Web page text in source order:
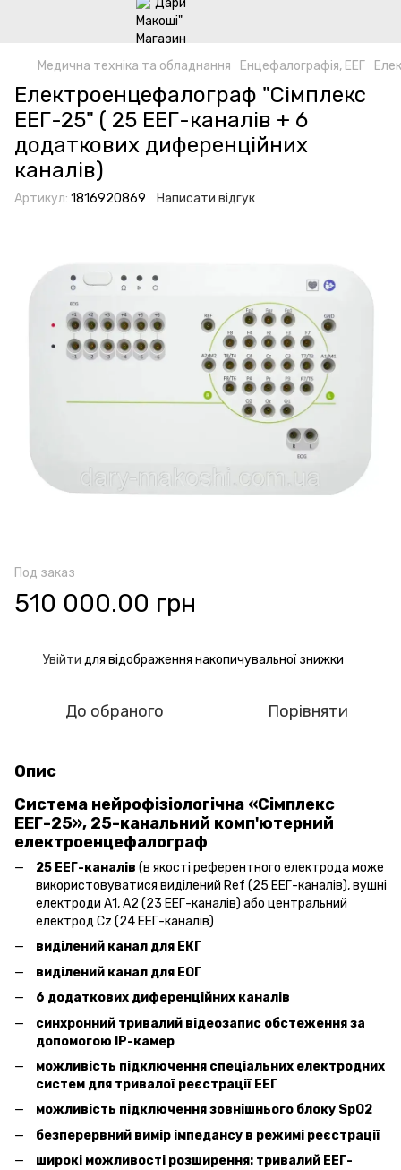
Медична техніка та обладнання Енцефалографія, ЕЕГ
Електроенцефалограф "Сімплекс
ЕЕГ-25" ( 25 ЕЕГ-каналів + 6
додаткових диференційних
каналів)
Артикул: 1816920869 Написати відгук
Под заказ
510 000.00 грн
Увійти для відображення накопичувальної знижки
До обраного Порівняти
Опис
Система нейрофізіологічна «Сімплекс
ЕЕГ-25», 25-канальний комп'ютерний
електроенцефалограф
25 ЕЕГ-каналів (в якості референтного електрода може
використовуватися виділений Ref (25 ЕЕГ-каналів), вушні
електроди А1, А2 (23 ЕЕГ-каналів) або центральний
електрод Сz (24 ЕЕГ-каналів)
виділений канал для ЕКГ
виділений канал для ЕОГ
6 додаткових диференційних каналів
синхронний тривалий відеозапис обстеження за
допомогою ІР-камер
можливість підключення спеціальних електродних
систем для тривалої реєстрації ЕЕГ
можливість підключення зовнішнього блоку SрО2
безперервний вимір імпедансу в режимі реєстрації
широкі можливості розширення: тривалий ЕЕГ-